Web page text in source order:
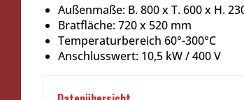
Außenmaße: B. 800 x T. 600 x H.
Bratfläche: 720 x 520 mm
Temperaturbereich 60°-300°C
Anschlusswert: 10,5 kW / 400 V